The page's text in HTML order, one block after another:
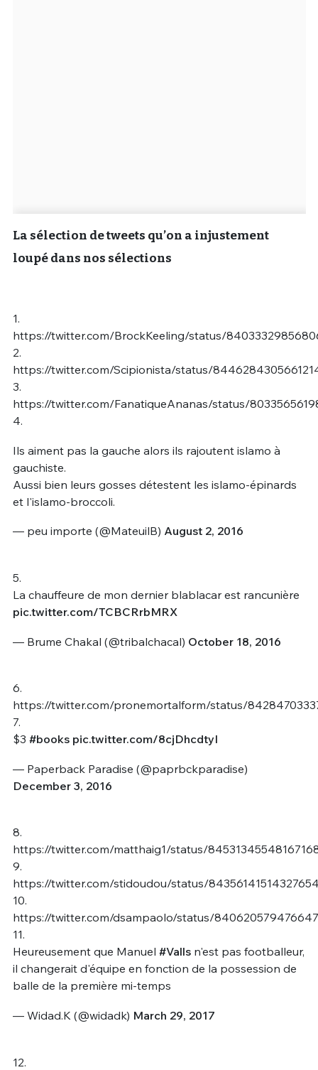
La sélection de tweets qu’on a injustement
loupé dans nos sélections
1.
https://twitter.com/BrockKeeling/status/
2.
https://twitter.com/Scipionista/status/
3.
https://twitter.com/FanatiqueAnanas/status/
4.
Ils aiment pas la gauche alors ils rajoutent islamo à
gauchiste.
Aussi bien leurs gosses détestent les islamo-épinards
et l'islamo-broccoli.
— peu importe (@MateuilB) August 2, 2016
5.
La chauffeure de mon dernier blablacar est rancunière
pic.twitter.com/TCBCRrbMRX
— Brume Chakal (@tribalchacal) October 18, 2016
6.
https://twitter.com/pronemortalform/status/
7.
$3 #books pic.twitter.com/8cjDhcdtyI
— Paperback Paradise (@paprbckparadise)
December 3, 2016
8.
https://twitter.com/matthaig1/status/
9.
https://twitter.com/stidoudou/status/
10.
https://twitter.com/dsampaolo/status/
11.
Heureusement que Manuel #Vallsn'est pas footballeur,
il changerait d'équipe en fonction de la possession de
balle de la première mi-temps
— Widad.K (@widadk) March 29, 2017
12.